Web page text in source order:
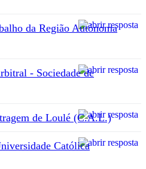
da Região Autónoma
- Sociedade de
de Loulé (C.A.L.)
Católica